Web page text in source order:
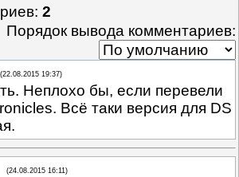
: 2
Порядок вывода комментариев:
(22.08.2015 19:37)
Неплохо бы, если перевели
Всё таки версия для DS
(24.08.2015 16:11)